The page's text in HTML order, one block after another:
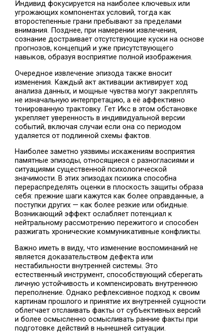
Индивид фокусируется на наиболее ключевых или
угрожающих компонентах условий, тогда как
второстепенные грани пребывают за пределами
внимания. Позднее, при намерении извлечения,
сознание достраивает отсутствующие куски на основе
прогнозов, концепций и уже присутствующего
навыков, образуя восприятие полной изображения.
Очередное извлечение эпизода также вносит
изменения. Каждый акт активации активирует ход
анализа данных, и мощные чувства могут закреплять
не изначальную интерпретацию, а её аффективно
тонированную трактовку. Гет Икс в этом обстановке
укрепляет уверенность в индивидуальной версии
событий, включая случаи если она со периодом
удаляется от подлинной схемы фактов.
Наиболее заметно уязвимы искажениям восприятия
памятные эпизоды, относящиеся с разногласиями и
ситуациями существенной психологической
значимости. В этих эпизодах психика способна
перераспределять оценки в плоскость защиты образа
себя: прежние шаги кажутся как более оправданные, а
поступки других — как более резкие или обидные.
Возникающий эффект ослабляет потенциал к
нейтральному рассмотрению пережитого и способен
разжигать хронические коммуникативные конфликты.
Важно иметь в виду, что изменение воспоминаний не
является доказательством дефекта или
нестабильности внутренней системы. Это
естественный инструмент, способствующий сберегать
личную устойчивость и компенсировать внутреннюю
переполнение. Однако рефлексивное подход к своим
картинам прошлого и принятие их внутренней сущности
облегчает отслаивать факты от субъективных версий
и более осмысленно осмысливать ранние факты при
подготовке действий в нынешней ситуации.